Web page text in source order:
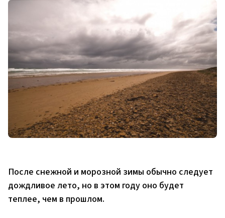
После снежной и морозной зимы обычно следует
дождливое лето, но в этом году оно будет
теплее, чем в прошлом.